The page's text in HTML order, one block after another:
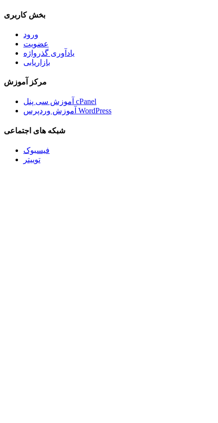
بخش کاربری
ورود
عضویت
یادآوری گذرواژه
بازاریابی
مرکز آموزش
آموزش سی پنل cPanel
آموزش وردپرس WordPress
شبکه های اجتماعی
فیسبوک
توییتر